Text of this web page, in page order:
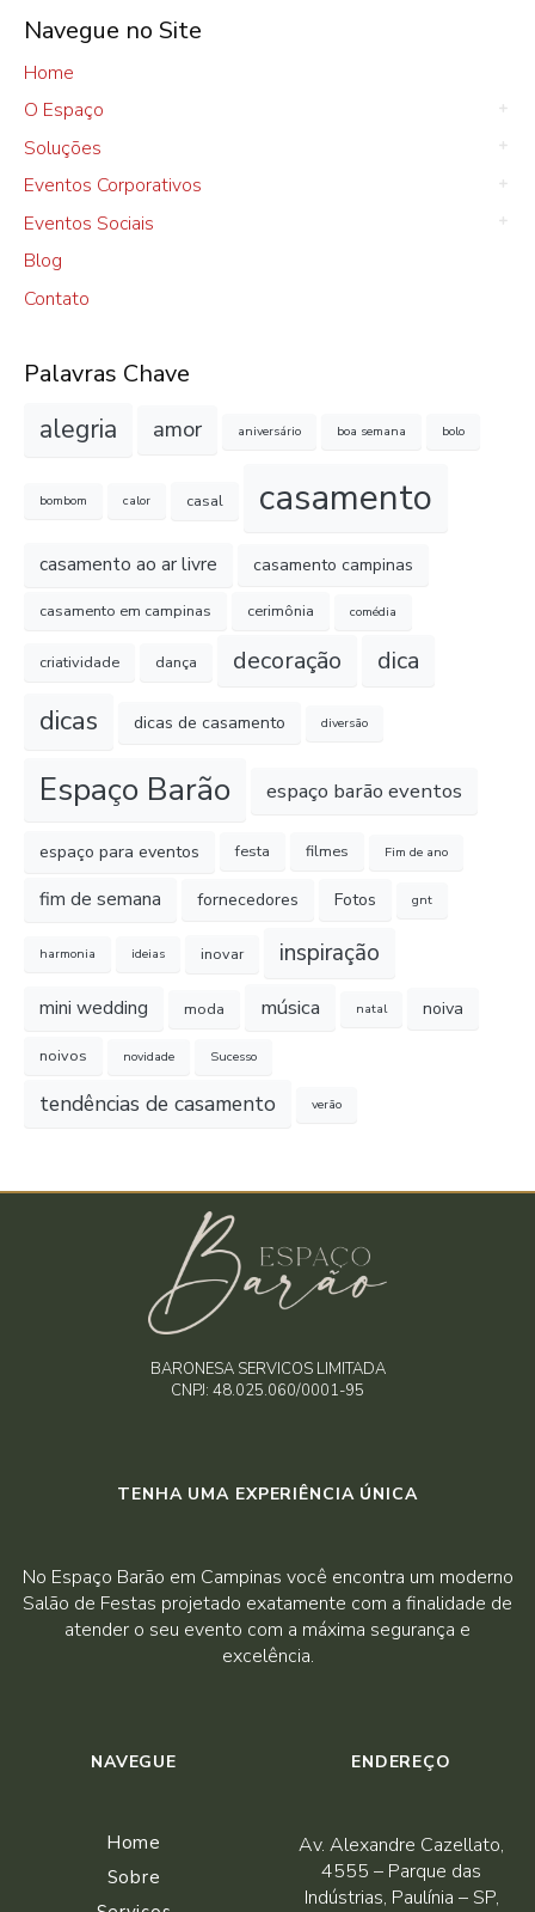
Navegue no Site
Home
O Espaço
Soluções
Eventos Corporativos
Eventos Sociais
Blog
Contato
Palavras Chave
alegria amor aniversário boa semana bolo
bombom calor casal casamento
casamento ao ar livre casamento campinas
casamento em campinas cerimônia comédia
criatividade dança decoração dica
dicas dicas de casamento diversão
Espaço Barão espaço barão eventos
espaço para eventos festa filmes Fim de ano
fim de semana fornecedores Fotos gnt
harmonia ideias inovar inspiração
mini wedding moda música natal noiva
noivos novidade Sucesso
tendências de casamento verão
BARONESA SERVICOS LIMITADA
CNPJ: 48.025.060/0001-95
TENHA UMA EXPERIÊNCIA ÚNICA
No Espaço Barão em Campinas você encontra um moderno
Salão de Festas projetado exatamente com a finalidade de
atender o seu evento com a máxima segurança e
excelência.
NAVEGUE
Home
Sobre
ENDEREÇO
Av. Alexandre Cazellato,
4555 – Parque das
Indústrias, Paulínia – SP,